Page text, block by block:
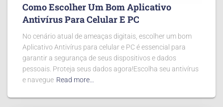
Como Escolher Um Bom Aplicativo
Antivírus Para Celular E PC
No cenário atual de ameaças digitais, escolher um bom
Aplicativo Antivírus para celular e PC é essencial para
garantir a segurança de seus dispositivos e dados
pessoais. Proteja seus dados agora!Escolha seu antivírus
e navegue Read more…